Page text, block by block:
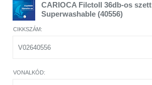
CARIOCA Filctoll 36db-os szett
Superwashable (40556)
V02640556